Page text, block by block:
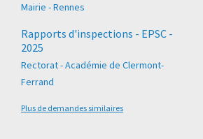
Mairie - Rennes
Rapports d'inspections - EPSC -
2025
Rectorat - Académie de Clermont-
Ferrand
Plus de demandes similaires